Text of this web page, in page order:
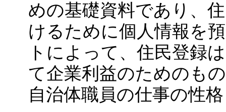
めの基礎資料であり、
けるために個人情報を
トによって、住民登録
て企業利益のためのも
自治体職員の仕事の性